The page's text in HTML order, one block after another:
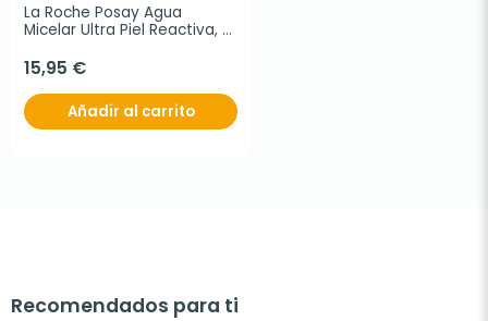
La Roche Posay Agua
Micelar Ultra Piel Reactiva,
15,95 €
Añadir al carrito
Recomendados para ti